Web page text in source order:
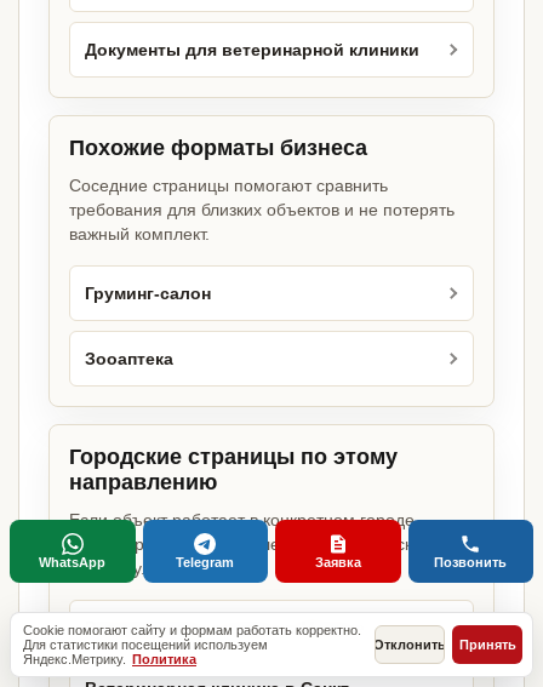
Документы для ветеринарной клиники
Похожие форматы бизнеса
Соседние страницы помогают сравнить
требования для близких объектов и не потерять
важный комплект.
Груминг-салон
Зооаптека
Городские страницы по этому
направлению
Если объект работает в конкретном городе,
можно сразу открыть релевантную городскую
страницу.
Ветеринарная клиника в Москве
Cookie помогают сайту и формам работать корректно.
Для статистики посещений используем
Яндекс.Метрику. Политика
Отклонить Принять
WhatsApp Telegram Заявка Позвонить